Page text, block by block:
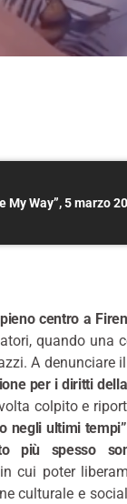
Way”, 5 marzo
centro a
quando
A denunciare
per i diritti
colpito e
negli ultimi
più spesso
cui poter
culturale e